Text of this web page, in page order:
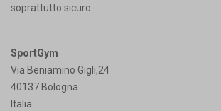
soprattutto sicuro.
SportGym
Via Beniamino Gigli,24
40137 Bologna
Italia